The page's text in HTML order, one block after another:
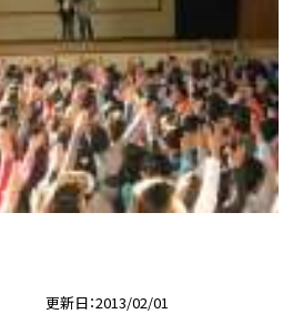
更新日 2013/02/01